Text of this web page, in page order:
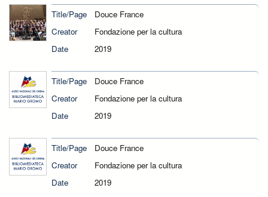
Title/Page
Douce France
Creator
Fondazione per la cultura
Date
2019
Title/Page
Douce France
Creator
Fondazione per la cultura
Date
2019
Title/Page
Douce France
Creator
Fondazione per la cultura
Date
2019